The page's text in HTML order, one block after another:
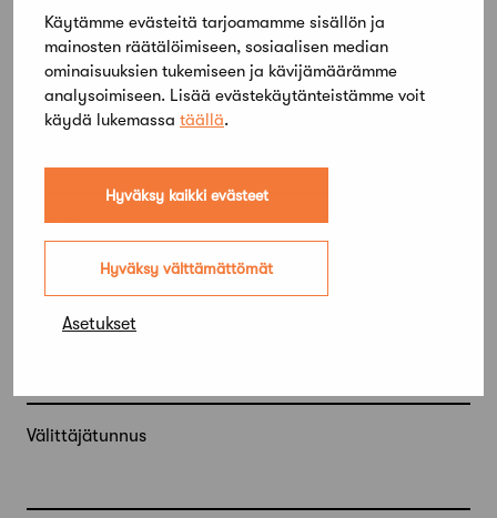
Käytämme evästeitä tarjoamamme sisällön ja
mainosten räätälöimiseen, sosiaalisen median
ominaisuuksien tukemiseen ja kävijämäärämme
analysoimiseen. Lisää evästekäytänteistämme voit
käydä lukemassa täällä.
Hyväksy kaikki evästeet
Hyväksy välttämättömät
Asetukset
Verkkolasku
Sähköpostitse
Paperilasku
Yhteyshenkilön sähköpostiosoite
Puhelinnumero
OVT-tunnus
Välittäjätunnus